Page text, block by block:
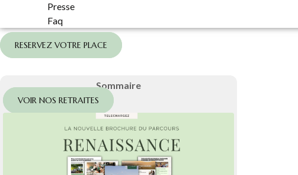
Presse
Faq
RESERVEZ VOTRE PLACE
Sommaire
VOIR NOS RETRAITES